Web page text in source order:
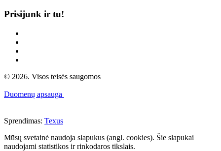
Prisijunk ir tu!
© 2026. Visos teisės saugomos
Duomenų apsauga
Sprendimas: Texus
Mūsų svetainė naudoja slapukus (angl. cookies). Šie slapukai
naudojami statistikos ir rinkodaros tikslais.